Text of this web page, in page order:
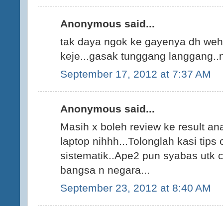
Anonymous said...
tak daya ngok ke gayenya dh
keje...gasak tunggang
September 17, 2012 at 7:37 AM
Anonymous said...
Masih x boleh review ke result
laptop nihhh...Tolonglah kasi tips
sistematik..Ape2 pun syabas utk
bangsa n negara...
September 23, 2012 at 8:40 AM